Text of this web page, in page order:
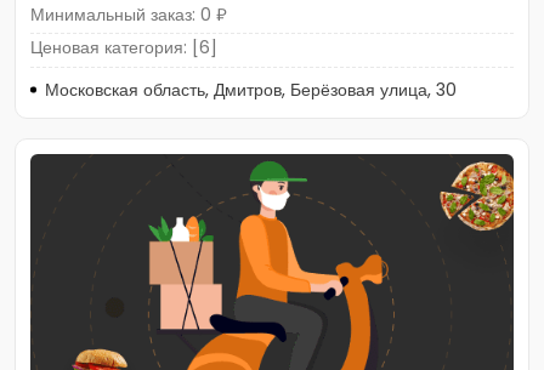
Минимальный заказ: 0 ₽
Ценовая категория: [6]
Московская область, Дмитров, Берёзовая улица, 30